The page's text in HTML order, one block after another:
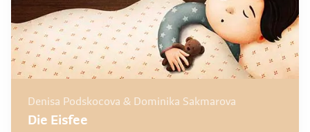
Denisa Podskocova & Dominika Sakmarova
Die Eisfee